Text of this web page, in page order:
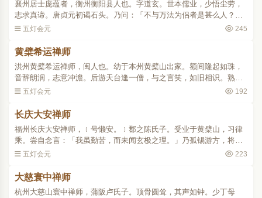
襄州居士庞蕴者，衡州衡阳县人也。字道玄。世本儒业，少悟尘劳，
志求真谛。唐贞元初谒石头。乃问：「不与万法为侣者是甚么人？」
头以手掩其口，豁然有省。后与丹霞为友。一日，石头问曰：「子见
五灯会元 245
黄檗希运禅师
洪州黄檗希运禅师，闽人也。幼于本州黄檗山出家。额间隆起如珠，
音辞朗润，志意冲澹。后游天台逢一僧，与之言笑，如旧相识。熟视
之，目光射人，乃偕行。属涧水暴涨，捐笠植杖而止。其僧率师同
五灯会元 192
长庆大安禅师
福州长庆大安禅师，﹝号懒安。﹞郡之陈氏子。受业于黄檗山，习律
乘。尝自念言：「我虽勤苦，而未闻玄极之理。」乃孤锡游方，将往
洪井，路出上元。逢一老父谓师曰：「师往南昌，当有所得。」师即
五灯会元 223
大慈寰中禅师
杭州大慈山寰中禅师，蒲阪卢氏子。顶骨圆耸，其声如钟。少丁母